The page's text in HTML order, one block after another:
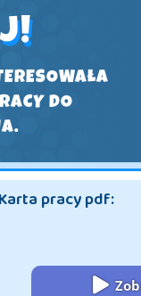
DO
Karta pracy pdf: